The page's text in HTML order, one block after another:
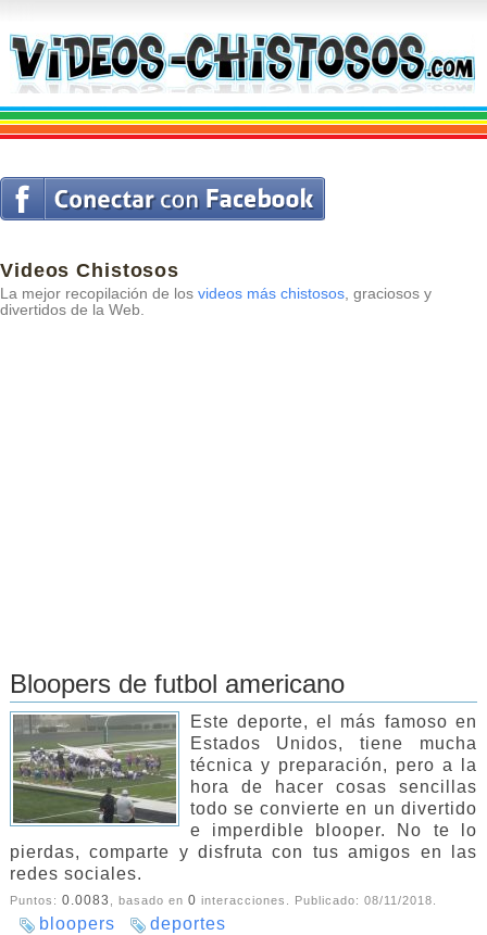
Videos Chistosos
La mejor recopilación de los videos más chistosos, graciosos y
divertidos de la Web.
Bloopers de futbol americano
Este deporte, el más famoso en
Estados Unidos, tiene mucha
técnica y preparación, pero a la
hora de hacer cosas sencillas
todo se convierte en un divertido
e imperdible blooper. No te lo
pierdas, comparte y disfruta con tus amigos en las
redes sociales.
Puntos: 0.0083 , basado en 0 interacciones. Publicado: 08/11/2018.
bloopers deportes